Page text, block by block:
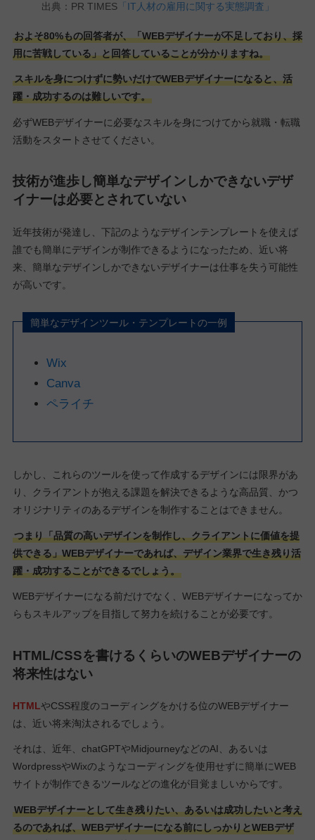
出典：PR TIMES「IT人材の雇用に関する実態調査」
およそ80%もの回答者が、「WEBデザイナーが不足しており、採
用に苦戦している」と回答していることが分かりますね。
スキルを身につけずに勢いだけでWEBデザイナーになると、活
躍・成功するのは難しいです。
必ずWEBデザイナーに必要なスキルを身につけてから就職・転職
活動をスタートさせてください。
技術が進歩し簡単なデザインしかできないデザ
イナーは必要とされていない
近年技術が発達し、下記のようなデザインテンプレートを使えば
誰でも簡単にデザインが制作できるようになったため、近い将
来、簡単なデザインしかできないデザイナーは仕事を失う可能性
が高いです。
簡単なデザインツール・テンプレートの一例
Wix
Canva
ペライチ
しかし、これらのツールを使って作成するデザインには限界があ
り、クライアントが抱える課題を解決できるような高品質、かつ
オリジナリティのあるデザインを制作することはできません。
つまり「品質の高いデザインを制作し、クライアントに価値を提
供できる」WEBデザイナーであれば、デザイン業界で生き残り活
躍・成功することができるでしょう。
WEBデザイナーになる前だけでなく、WEBデザイナーになってか
らもスキルアップを目指して努力を続けることが必要です。
HTML/CSSを書けるくらいのWEBデザイナーの
将来性はない
HTMLやCSS程度のコーディングをかける位のWEBデザイナー
は、近い将来淘汰されるでしょう。
それは、近年、chatGPTやMidjourneyなどのAI、あるいは
WordpressやWixのようなコーディングを使用せずに簡単にWEB
サイトが制作できるツールなどの進化が目覚ましいからです。
WEBデザイナーとして生き残りたい、あるいは成功したいと考え
るのであれば、WEBデザイナーになる前にしっかりとWEBデザ